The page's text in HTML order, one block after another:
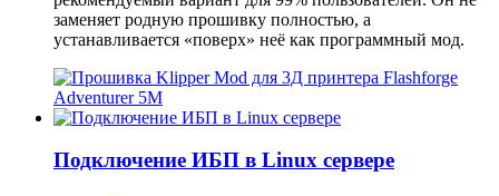
заменяет родную прошивку полностью, а
устанавливается «поверх» неё как программный мод.
Подключение ИБП в Linux сервере